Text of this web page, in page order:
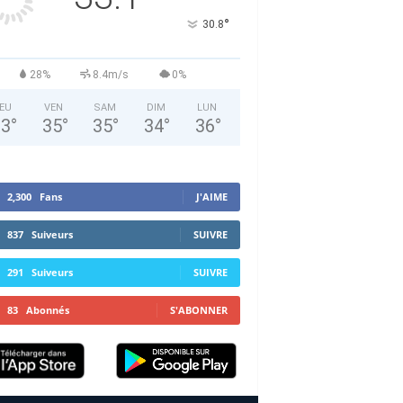
30.8°
28% 8.4m/s 0%
°
VEN
35°
SAM
35°
DIM
34°
LUN
36°
2,300 Fans J'AIME
837 Suiveurs SUIVRE
291 Suiveurs SUIVRE
83 Abonnés S'ABONNER